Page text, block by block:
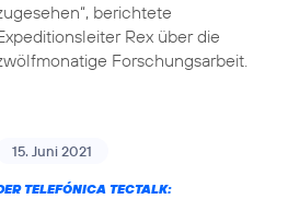
berichtete
Rex über die
Forschungsarbeit.
15. Juni 2021
TELEFÓNICA TECTALK: